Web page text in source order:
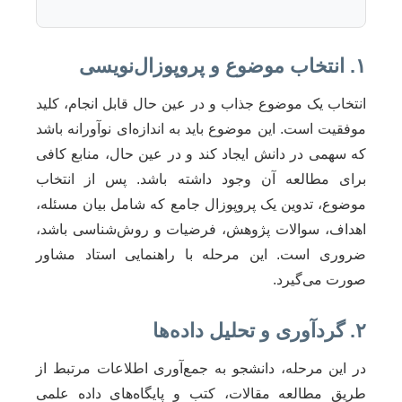
۱. انتخاب موضوع و پروپوزال‌نویسی
انتخاب یک موضوع جذاب و در عین حال قابل انجام، کلید
موفقیت است. این موضوع باید به اندازه‌ای نوآورانه باشد
که سهمی در دانش ایجاد کند و در عین حال، منابع کافی
برای مطالعه آن وجود داشته باشد. پس از انتخاب
موضوع، تدوین یک پروپوزال جامع که شامل بیان مسئله،
اهداف، سوالات پژوهش، فرضیات و روش‌شناسی باشد،
ضروری است. این مرحله با راهنمایی استاد مشاور
صورت می‌گیرد.
۲. گردآوری و تحلیل داده‌ها
در این مرحله، دانشجو به جمع‌آوری اطلاعات مرتبط از
طریق مطالعه مقالات، کتب و پایگاه‌های داده علمی